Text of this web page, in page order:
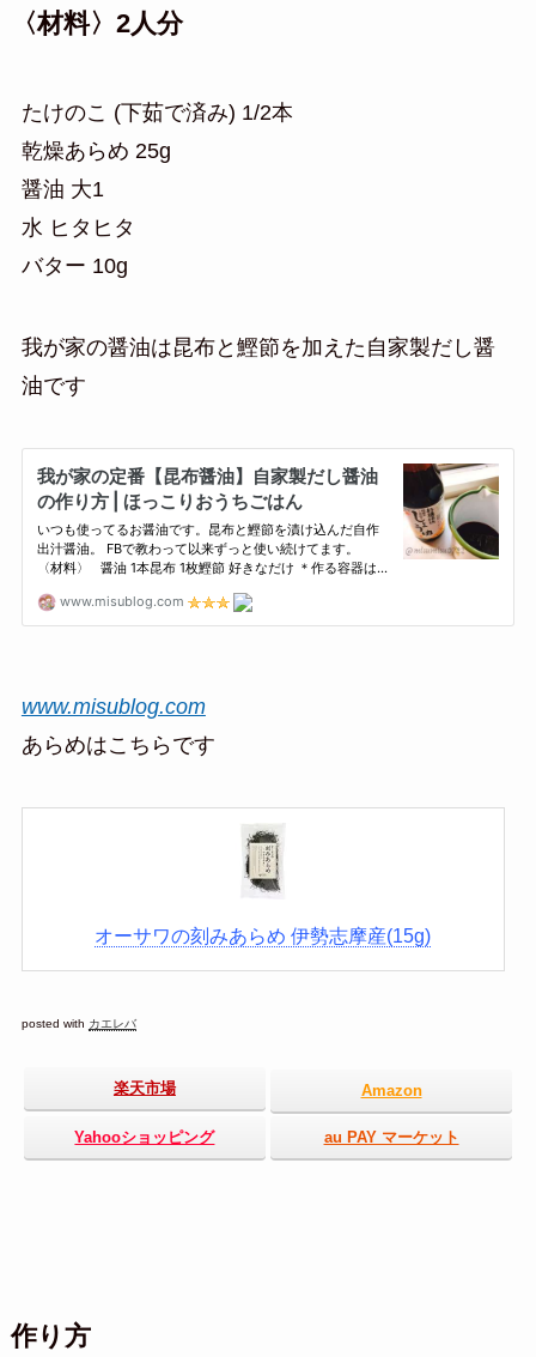
〈材料〉2人分
たけのこ (下茹で済み) 1/2本
乾燥あらめ 25g
醤油 大1
水 ヒタヒタ
バター 10g
我が家の醤油は昆布と鰹節を加えた自家製だし醤
油です
www.misublog.com
あらめはこちらです
オーサワの刻みあらめ 伊勢志摩産(15g)
posted with カエレバ
楽天市場 Amazon
Yahooショッピング au PAY マーケット
作り方